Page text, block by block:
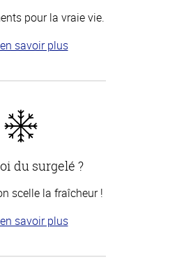
pour la vraie vie.
savoir plus
du surgelé ?
scelle la fraîcheur !
savoir plus